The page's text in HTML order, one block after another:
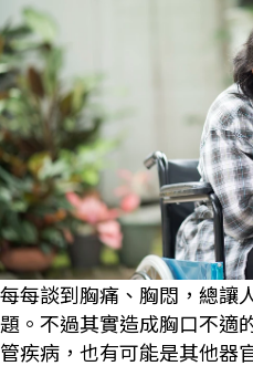
每每談到胸痛、胸悶，總讓
題。不過其實造成胸口不適
管疾病，也有可能是其他器